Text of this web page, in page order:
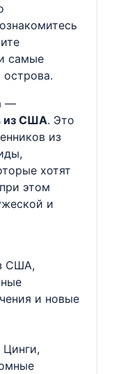
самые
—
из США. Это
из
хотят
этом
и
США,
и новые